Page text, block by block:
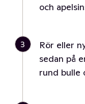
och
3
Rör eller
sedan på
rund bulle